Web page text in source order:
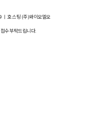
ㅣ 호스팅 (주)와이오엘오
수 부탁드립니다.